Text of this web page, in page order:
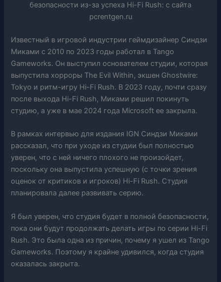
Известный в игровой индустрии геймдизайнер Синдзи
Миками с 2010 по 2023 годы работал в Tango
Gameworks. Он выступил основателем студии, которая
выпустила хорроры The Evil Within, экшен Ghostwire:
Tokyo и ритм-игру Hi-Fi Rush. В 2023 году, почти сразу
после выхода Hi-Fi Rush, Миками решил покинуть
студию, а уже в мае 2024 года Microsoft ее закрыла.
В рамках интервью для издания IGN Синдзи Миками
рассказал, что при уходе из студии был полностью
уверен, что с ней ничего плохого не произойдет,
поскольку она выпустила успешную (с точки зрения
оценок от критиков и игроков) Hi-Fi Rush. Студия
планировала далее развивать серию.
Я был уверен, что студия будет в полной безопасности,
пока они будут продолжать делать игры по серии Hi-Fi
Rush. Это была одна из причин, почему я ушел из Tango
Gameworks. Поэтому я крайне удивился, когда студия
оказалась закрыта.